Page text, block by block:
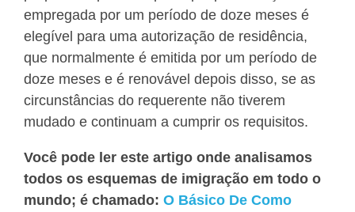
empregada por um período de doze meses é
elegível para uma autorização de residência,
que normalmente é emitida por um período de
doze meses e é renovável depois disso, se as
circunstâncias do requerente não tiverem
mudado e continuam a cumprir os requisitos.
Você pode ler este artigo onde analisamos
todos os esquemas de imigração em todo o
mundo; é chamado: O Básico De Como